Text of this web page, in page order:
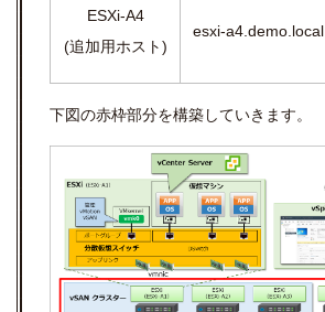
ESXi-A4
(追加用ホスト)
esxi-a4.demo.local
下図の赤枠部分を構築していきます。